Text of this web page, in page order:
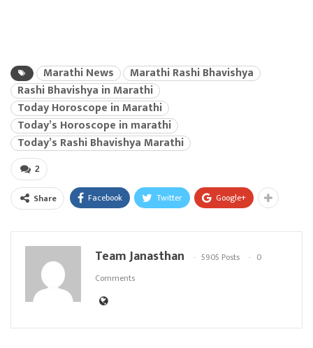
Marathi News
Marathi Rashi Bhavishya
Rashi Bhavishya in Marathi
Today Horoscope in Marathi
Today’s Horoscope in marathi
Today’s Rashi Bhavishya Marathi
2
Share Facebook Twitter Google+
Team Janasthan 5905 Posts
0
Comments